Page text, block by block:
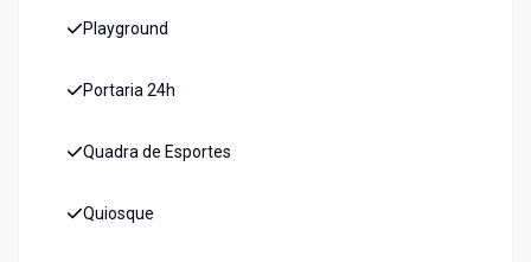
Playground
Portaria 24h
Quadra de Esportes
Quiosque